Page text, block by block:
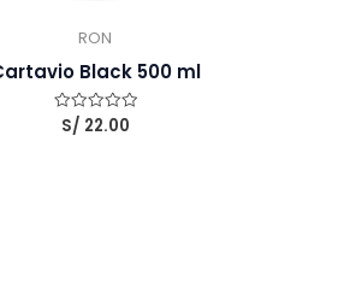
RON
Black 500 ml
Valorado
con
S/ 22.00